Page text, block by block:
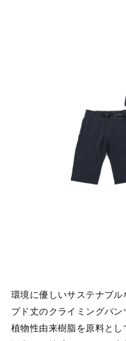
環境に優しいサステナブ
プド丈のクライミングパン
植物性由来樹脂を原料と